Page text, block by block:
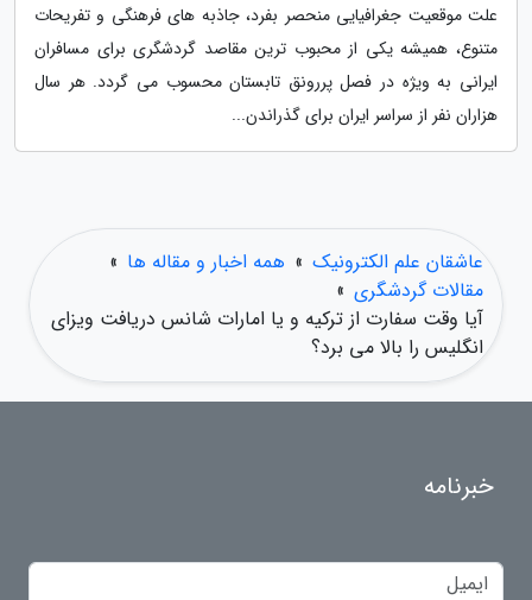
علت موقعیت جغرافیایی منحصر بفرد، جاذبه های فرهنگی و تفریحات
متنوع، همیشه یکی از محبوب ترین مقاصد گردشگری برای مسافران
ایرانی به ویژه در فصل پررونق تابستان محسوب می گردد. هر سال
هزاران نفر از سراسر ایران برای گذراندن...
عاشقان علم الکترونیک » همه اخبار و مقاله ها »
مقالات گردشگری »
آیا وقت سفارت از ترکیه و یا امارات شانس دریافت ویزای
انگلیس را بالا می برد؟
خبرنامه